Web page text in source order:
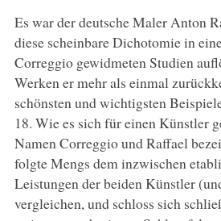
Es war der deutsche Maler Anton
diese scheinbare Dichotomie in
Correggio gewidmeten Studien
Werken er mehr als einmal
schönsten und wichtigsten
18. Wie es sich für einen Künstler
Namen Correggio und Raffael
folgte Mengs dem inzwischen
Leistungen der beiden Künstler
vergleichen, und schloss sich